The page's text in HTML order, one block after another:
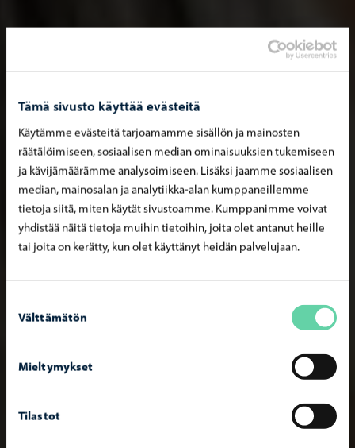
Tämä sivusto käyttää evästeitä
Käytämme evästeitä tarjoamamme sisällön ja mainosten
räätälöimiseen, sosiaalisen median ominaisuuksien tukemiseen
ja kävijämäärämme analysoimiseen. Lisäksi jaamme sosiaalisen
median, mainosalan ja analytiikka-alan kumppaneillemme
tietoja siitä, miten käytät sivustoamme. Kumppanimme voivat
yhdistää näitä tietoja muihin tietoihin, joita olet antanut heille
tai joita on kerätty, kun olet käyttänyt heidän palvelujaan.
valinta
Välttämätön
Mieltymykset
Tilastot